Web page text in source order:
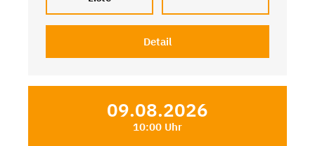
Detail
09.08.2026
10:00 Uhr